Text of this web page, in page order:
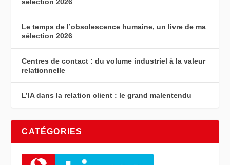
Le temps de l’obsolescence humaine, un livre de ma
sélection 2026
Centres de contact : du volume industriel à la valeur
relationnelle
L’IA dans la relation client : le grand malentendu
CATÉGORIES